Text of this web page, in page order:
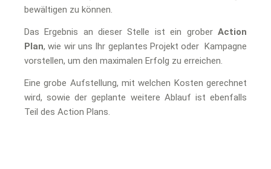
bewältigen zu können.
Das Ergebnis an dieser Stelle ist ein grober Action
Plan, wie wir uns Ihr geplantes Projekt oder Kampagne
vorstellen, um den maximalen Erfolg zu erreichen.
Eine grobe Aufstellung, mit welchen Kosten gerechnet
wird, sowie der geplante weitere Ablauf ist ebenfalls
Teil des Action Plans.